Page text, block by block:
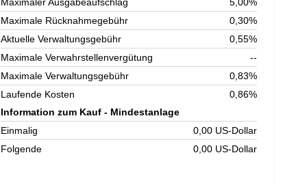
Maximaler Ausgabeaufschlag
5,00%
Maximale Rücknahmegebühr
0,30%
Aktuelle Verwaltungsgebühr
0,55%
Maximale Verwahrstellenvergütung
--
Maximale Verwaltungsgebühr
0,83%
Laufende Kosten
0,86%
Information zum Kauf - Mindestanlage
Einmalig
0,00 US-Dollar
Folgende
0,00 US-Dollar